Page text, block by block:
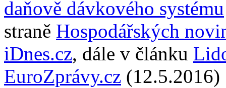
daňově dávkového systému
straně Hospodářských
iDnes.cz, dále v článku
EuroZprávy.cz (12.5.2016)